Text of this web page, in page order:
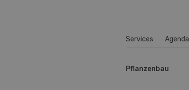
Services Agenda
Pflanzenbau